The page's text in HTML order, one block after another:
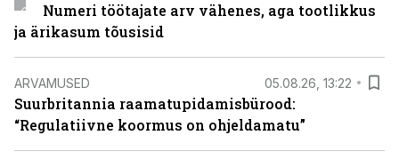
Numeri töötajate arv vähenes, aga tootlikkus
ja ärikasum tõusisid
ARVAMUSED 05.08.26, 13:22
Suurbritannia raamatupidamisbürood:
“Regulatiivne koormus on ohjeldamatu”